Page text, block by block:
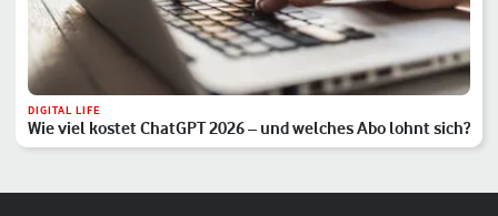
DIGITAL LIFE
Wie viel kostet ChatGPT 2026 – und welches Abo lohnt sich?